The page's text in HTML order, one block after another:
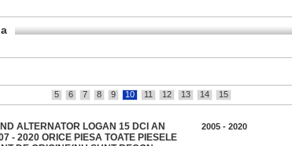
5 6 7 8 9 10 11 12 13 14 15
ALTERNATOR LOGAN 15 DCI AN
- 2020 ORICE PIESA TOATE PIESELE
2005 - 2020